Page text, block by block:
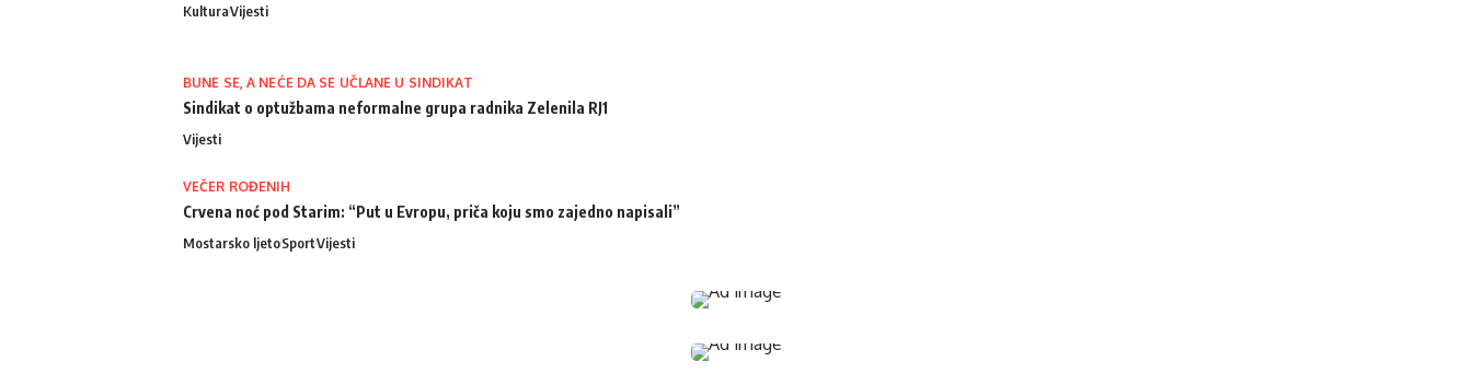
KulturaVijesti
BUNE SE, A NEĆE DA SE UČLANE U SINDIKAT
Sindikat o optužbama neformalne grupa radnika Zelenila RJ1
Vijesti
VEČER ROĐENIH
Crvena noć pod Starim: “Put u Evropu, priča koju smo zajedno napisali”
Mostarsko ljetoSportVijesti